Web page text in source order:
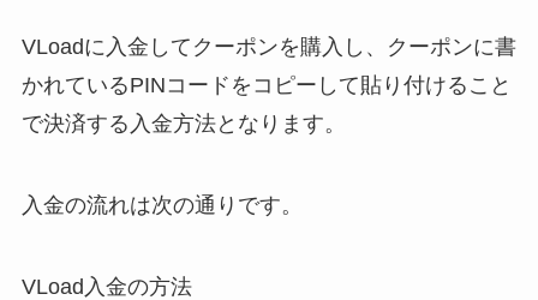
VLoadに入金してクーポンを購入し、クーポンに書
かれているPINコードをコピーして貼り付けること
で決済する入金方法となります。
入金の流れは次の通りです。
VLoad入金の方法